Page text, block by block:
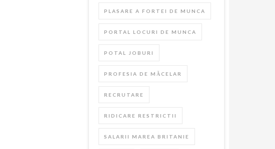
PLASARE A FORTEI DE MUNCA
PORTAL LOCURI DE MUNCA
POTAL JOBURI
PROFESIA DE MĂCELAR
RECRUTARE
RIDICARE RESTRICTII
SALARII MAREA BRITANIE